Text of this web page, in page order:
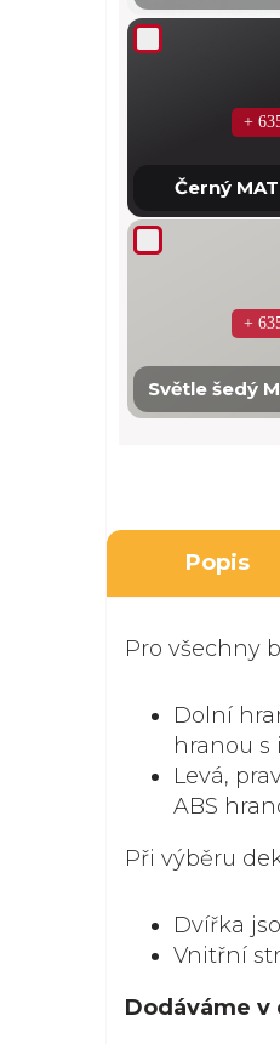
Černý MAT
+
Světle šedý
+
Popis
Pro všechny
Dolní
hranou
Levá,
ABS
Při výběru
Dvířka
Vnitřní
Dodáváme v